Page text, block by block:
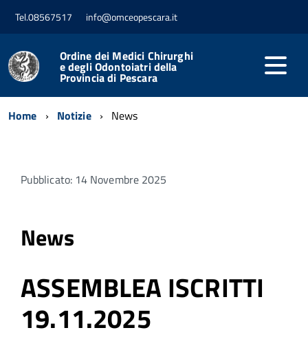
Tel.08567517 info@omceopescara.it
Ordine dei Medici Chirurghi
e degli Odontoiatri della
Provincia di Pescara
Home Notizie News
Pubblicato: 14 Novembre 2025
News
ASSEMBLEA ISCRITTI
19.11.2025